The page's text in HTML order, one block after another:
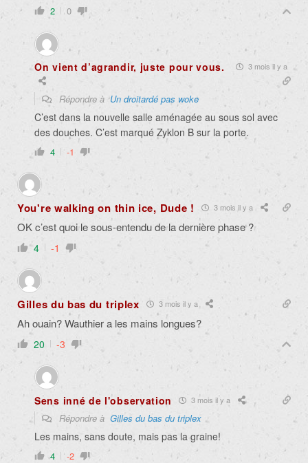
2 0
On vient d’agrandir, juste pour vous. 3 mois il y a
Répondre àUn droitardé pas woke
C’est dans la nouvelle salle aménagée au sous sol avec
des douches. C’est marqué Zyklon B sur la porte.
4 -1
You're walking on thin ice, Dude ! 3 mois il y a
OK c’est quoi le sous-entendu de la dernière phase ?
4 -1
Gilles du bas du triplex 3 mois il y a
Ah ouain? Wauthier a les mains longues?
20 -3
Sens inné de l'observation 3 mois il y a
Répondre à Gilles du bas du triplex
Les mains, sans doute, mais pas la graine!
4 -2